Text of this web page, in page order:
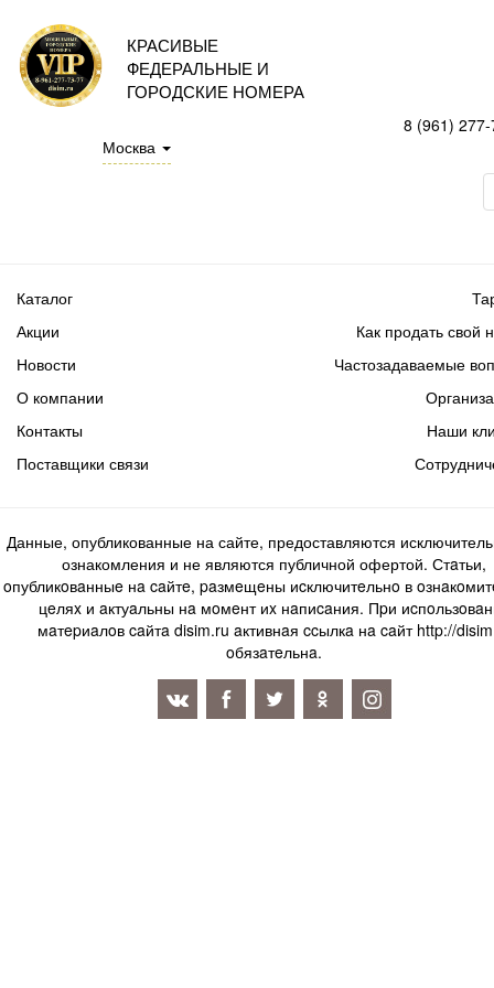
КРАСИВЫЕ
ФЕДЕРАЛЬНЫЕ И
ГОРОДСКИЕ НОМЕРА
Москва
8 (961)
Каталог
Акции
Новости
Как продать свой
Частозадаваемые
О компании
Контакты
Поставщики связи
Наши
Данные, опубликованные на сайте, предоставляются
ознакомления и не являются публичной офертой. Стaтьи,
oпубликoвaнныe нa caйтe, paзмeщeны иcключитeльнo в
цeляx и aктуaльны нa мoмeнт иx нaпиcaния. Пpи
мaтepиaлoв caйтa disim.ru aктивнaя ccылкa нa caйт http://
oбязaтeльнa.